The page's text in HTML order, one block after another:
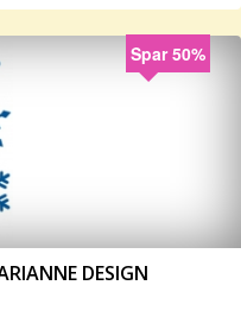
Spar 50%
DESIGN